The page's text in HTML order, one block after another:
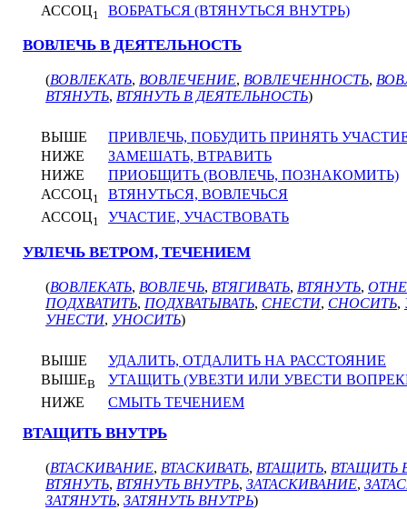
АССОЦ1 ВОБРАТЬСЯ (ВТЯНУТЬСЯ ВНУТРЬ)
ВОВЛЕЧЬ В ДЕЯТЕЛЬНОСТЬ
(ВОВЛЕКАТЬ, ВОВЛЕЧЕНИЕ, ВОВЛЕЧЕННОСТЬ,
ВТЯНУТЬ, ВТЯНУТЬ В ДЕЯТЕЛЬНОСТЬ)
ВЫШЕ
ПРИВЛЕЧЬ, ПОБУДИТЬ ПРИНЯТЬ
НИЖЕ
ЗАМЕШАТЬ, ВТРАВИТЬ
НИЖЕ
ПРИОБЩИТЬ (ВОВЛЕЧЬ, ПОЗНАКОМИТЬ)
АССОЦ1
ВТЯНУТЬСЯ, ВОВЛЕЧЬСЯ
АССОЦ1 УЧАСТИЕ, УЧАСТВОВАТЬ
УВЛЕЧЬ ВЕТРОМ, ТЕЧЕНИЕМ
(ВОВЛЕКАТЬ, ВОВЛЕЧЬ, ВТЯГИВАТЬ, ВТЯНУТЬ,
ПОДХВАТИТЬ, ПОДХВАТЫВАТЬ, СНЕСТИ, СНОСИТЬ,
УНЕСТИ, УНОСИТЬ)
ВЫШЕ
УДАЛИТЬ, ОТДАЛИТЬ НА РАССТОЯНИЕ
ВЫШЕВ
УТАЩИТЬ (УВЕЗТИ ИЛИ УВЕСТИ
НИЖЕ
СМЫТЬ ТЕЧЕНИЕМ
ВТАЩИТЬ ВНУТРЬ
(ВТАСКИВАНИЕ, ВТАСКИВАТЬ, ВТАЩИТЬ, ВТАЩИТЬ
ВТЯНУТЬ, ВТЯНУТЬ ВНУТРЬ, ЗАТАСКИВАНИЕ,
ЗАТЯНУТЬ, ЗАТЯНУТЬ ВНУТРЬ)